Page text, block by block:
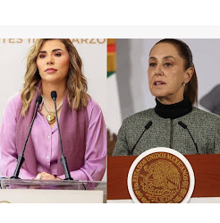
MÉXICO SHEINBAUM